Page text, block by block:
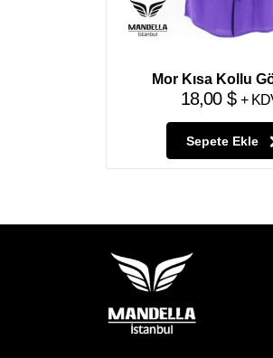
Mor Kısa Kollu
18,00 $ +
Sepete Ekle